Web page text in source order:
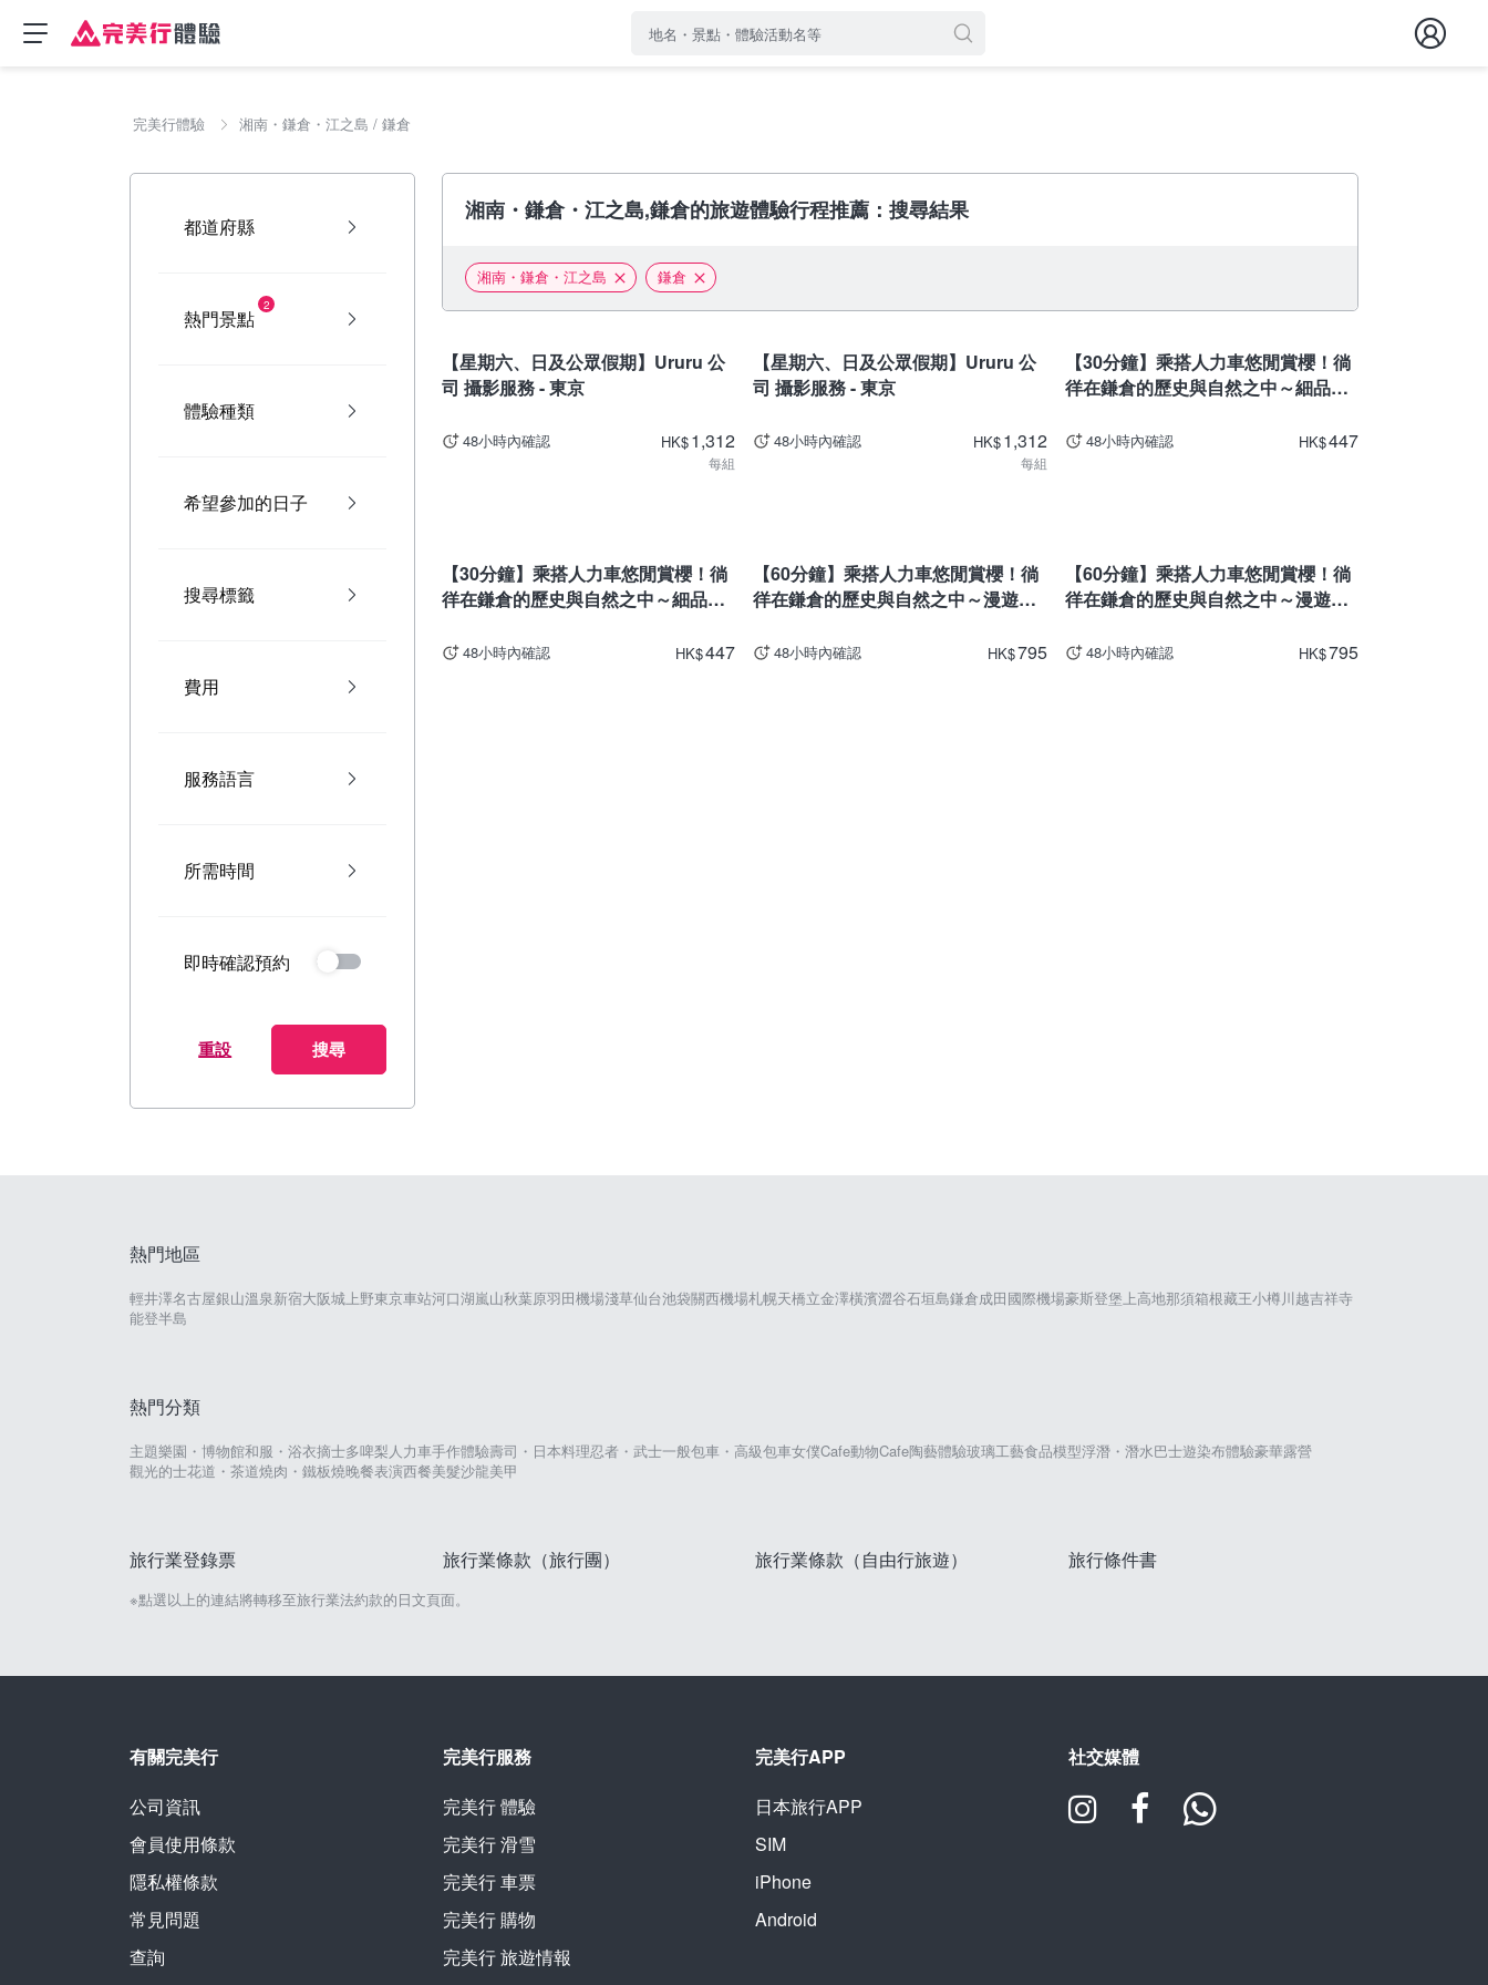
完美行體驗 湘南・鎌倉・江之島 / 鎌倉
都道府縣
熱門景點
2
體驗種類
希望參加的日子
搜尋標籤
費用
服務語言
所需時間
即時確認預約
重設 搜尋
湘南・鎌倉・江之島,鎌倉的旅遊體驗行程推薦：搜尋結果
湘南・鎌倉・江之島 鎌倉
【星期六、日及公眾假期】Ururu 公
司 攝影服務 - 東京
48小時內確認 HK$1,312
每組
【星期六、日及公眾假期】Ururu 公
司 攝影服務 - 東京
48小時內確認 HK$1,312
每組
【30分鐘】乘搭人力車悠閒賞櫻！徜
徉在鎌倉的歷史與自然之中～細品鎌
48小時內確認 HK$447
【30分鐘】乘搭人力車悠閒賞櫻！徜
徉在鎌倉的歷史與自然之中～細品鎌
48小時內確認 HK$447
【60分鐘】乘搭人力車悠閒賞櫻！徜
徉在鎌倉的歷史與自然之中～漫遊鎌
48小時內確認 HK$795
【60分鐘】乘搭人力車悠閒賞櫻！徜
徉在鎌倉的歷史與自然之中～漫遊鎌
48小時內確認 HK$795
熱門地區
輕井澤名古屋銀山溫泉新宿大阪城 上野東京車站河口湖嵐山秋葉原羽田機場淺草仙台池袋關西機場札幌天橋立金澤橫濱澀谷石垣島鎌倉成田國際機場豪斯登堡 上高地那須箱根藏王小樽川越吉祥寺
能登半島
熱門分類
主題樂園・博物館和服・浴衣摘士多啤梨人力車手作體驗壽司・日本料理忍者・武士一般包車・高級包車女僕Cafe動物Cafe陶藝體驗玻璃工藝食品模型浮潛・潛水巴士遊染布體驗豪華露營
觀光的士花道・茶道燒肉・鐵板燒晚餐表演西餐美髮沙龍美甲
旅行業登錄票 旅行業條款（旅行團） 旅行業條款（自由行旅遊） 旅行條件書
※點選以上的連結將轉移至旅行業法約款的日文頁面。
有關完美行
公司資訊
會員使用條款
隱私權條款
常見問題
查詢
完美行服務
完美行體驗
完美行滑雪
完美行車票
完美行購物
完美行旅遊情報
完美行APP
日本旅行APP
SIM
iPhone
Android
社交媒體